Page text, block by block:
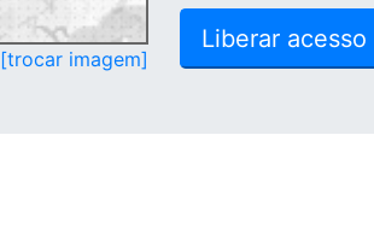
[trocar imagem]